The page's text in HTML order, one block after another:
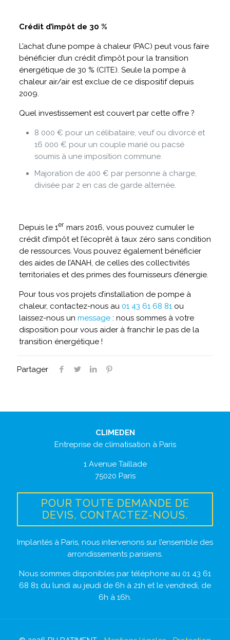
Crédit d’impôt de 30 %
L’achat d’une pompe à chaleur (PAC) peut vous faire
bénéficier d’un crédit d’impôt pour la transition
énergétique de 30 % (CITE). Seule la pompe à
chaleur air/air est exclue de ce dispositif depuis
2009.
Quel investissement est couvert par cette offre ?
8 000 € pour un célibataire, veuf ou divorcé et
16 000 € pour un couple marié ou pacsé
soumis à une imposition commune.
Majoration de 400 € par personne à charge,
divisée par 2 en cas de garde alternée.
Depuis le 1er mars 2016, vous pouvez cumuler le
crédit d’impôt et l’écoprêt à taux zéro sans condition
de ressources. Vous pouvez également bénéficier
des aides de l’ANAH, de celles des collectivités
territoriales et des primes des fournisseurs d’énergie.
Pour tous vos projets d’installation de pompe à
chaleur, contactez-nous au 01 43 61 68 81ou
laissez-nous un message: nous sommes à votre
disposition pour vous aider à franchir le pas de la
transition énergétique !
Partager
CLIMEDEN
Entreprise de climatisation à Paris
1 Avenue Taillade
75020 Paris
POUR TOUTE DEMANDE DE
DEVIS, CONTACTEZ-NOUS.
Implantés à Paris, nous intervenons sur l’ensemble des
arrondissements parisiens.
Nous sommes disponibles par téléphone au 01 43 61
68 81 du lundi au jeudi de 6h à 21h et le vendredi, de
6h à 16h.